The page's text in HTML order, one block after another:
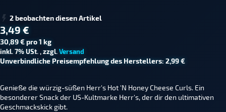
2 beobachten diesen Artikel
3,49 €
30,89 € pro 1 kg
inkl. 7% USt. , zzgl. Versand
Unverbindliche Preisempfehlung des Herstellers: 2,99 €
Genieße die würzig-süßen Herr's Hot 'N Honey Cheese Curls. Ein
besonderer Snack der US-Kultmarke Herr's, der dir den ultimativen
Geschmackskick gibt.